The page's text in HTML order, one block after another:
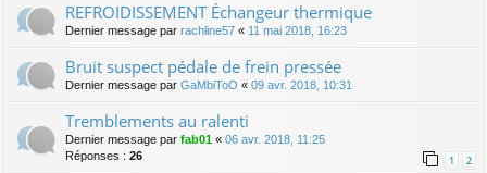
REFROIDISSEMENT Échangeur thermique
Dernier message par rachline57 « 11 mai 2018, 16:23
Bruit suspect pédale de frein pressée
Dernier message par GaMbiToO « 09 avr. 2018, 10:31
Tremblements au ralenti
Dernier message par fab01 « 06 avr. 2018, 11:25
Réponses : 26 1 2